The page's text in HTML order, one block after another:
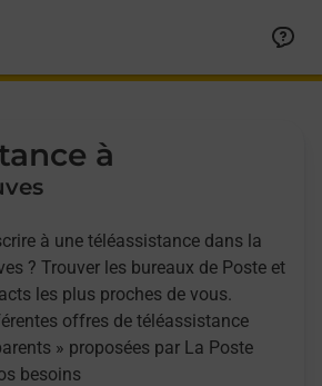
à
à une téléassistance dans la
? Trouver les bureaux de Poste et
les plus proches de vous.
offres de téléassistance
» proposées par La Poste
besoins